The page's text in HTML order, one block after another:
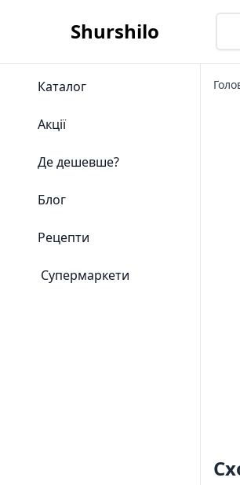
Shurshilo
Каталог
Акції
Де дешевше?
Блог
Рецепти
Супермаркети